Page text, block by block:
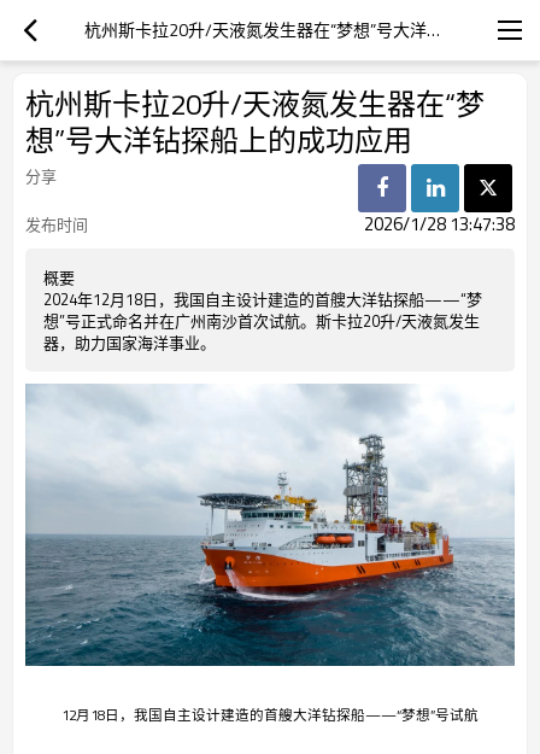
杭州斯卡拉20升/天液氮发生器在“梦想”号大洋钻探船上的成功应用
杭州斯卡拉20升/天液氮发生器在“梦
想”号大洋钻探船上的成功应用
分享
发布时间
2026/1/28 13:47:38
概要
2024年12月18日，我国自主设计建造的首艘大洋钻探船——“梦
想”号正式命名并在广州南沙首次试航。斯卡拉20升/天液氮发生
器，助力国家海洋事业。
12月18日，我国自主设计建造的首艘大洋钻探船——“梦想”号试航